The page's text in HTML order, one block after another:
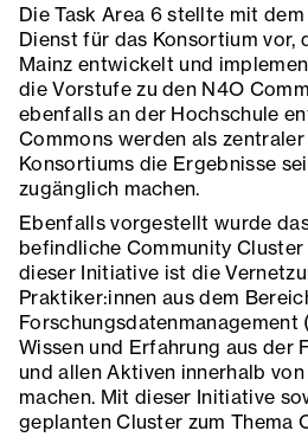
Die Task Area 6 stellte mit
Dienst für das Konsortium vor,
Mainz entwickelt und
die Vorstufe zu den N4O
ebenfalls an der Hochschule
Commons werden als
Konsortiums die Ergebnisse
zugänglich machen.
Ebenfalls vorgestellt wurde
befindliche Community Cluster
dieser Initiative ist die
Praktiker:innen aus dem
Forschungsdatenmanagement
Wissen und Erfahrung aus der
und allen Aktiven innerhalb
machen. Mit dieser Initiative
geplanten Cluster zum Thema